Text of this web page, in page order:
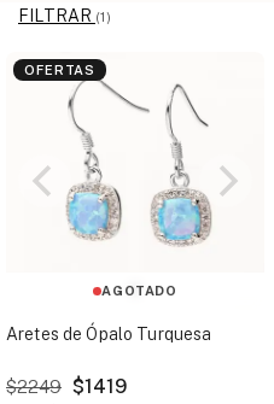
FILTRAR (1)
AGOTADO
OFERTAS
Aretes de Ópalo Turquesa
$2249 $1419